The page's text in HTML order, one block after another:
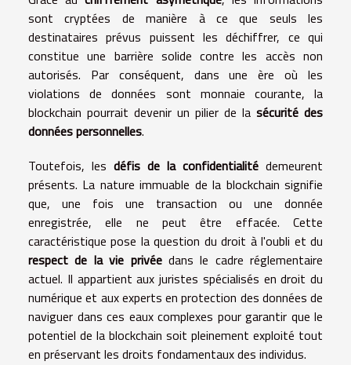
sont cryptées de manière à ce que seuls les
destinataires prévus puissent les déchiffrer, ce qui
constitue une barrière solide contre les accès non
autorisés. Par conséquent, dans une ère où les
violations de données sont monnaie courante, la
blockchain pourrait devenir un pilier de la sécurité des
données personnelles.
Toutefois, les défis de la confidentialité demeurent
présents. La nature immuable de la blockchain signifie
que, une fois une transaction ou une donnée
enregistrée, elle ne peut être effacée. Cette
caractéristique pose la question du droit à l'oubli et du
respect de la vie privéedans le cadre réglementaire
actuel. Il appartient aux juristes spécialisés en droit du
numérique et aux experts en protection des données de
naviguer dans ces eaux complexes pour garantir que le
potentiel de la blockchain soit pleinement exploité tout
en préservant les droits fondamentaux des individus.